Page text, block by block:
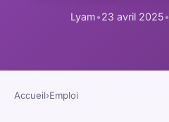
Lyam•23 avril 2025•
Accueil›Emploi